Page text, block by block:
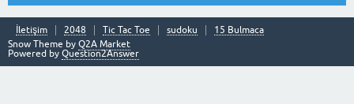
İletişim 2048 Tic Tac Toe sudoku
15 Bulmaca
Snow Theme by Q2A Market
Powered by Question2Answer